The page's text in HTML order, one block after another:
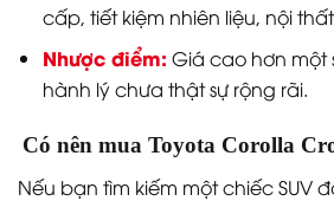
cấp, tiết kiệm nhiên liệu, nội
Nhược điểm: Giá cao hơn một
hành lý chưa thật sự rộng rãi.
Có nên mua Toyota Corolla
Nếu bạn tìm kiếm một chiếc SUV